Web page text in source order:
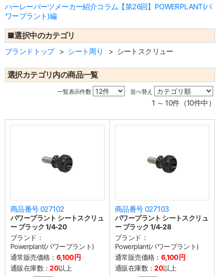
ハーレーパーツメーカー紹介コラム【第26回】POWERPLANT(パ
ワープラント)編
■選択中のカテゴリ
ブランドトップ シート周り シートスクリュー
選択カテゴリ内の商品一覧
一覧表示件数 並べ替え
1 ～ 10件（10件中）
商品番号 027102
パワープラント シートスクリュ
ー ブラック 1/4-20
ブランド：
Powerplant(パワープラント)
通常販売価格： 6,100円
通販在庫数：20以上
商品番号 027103
パワープラント シートスクリュ
ー ブラック 1/4-28
ブランド：
Powerplant(パワープラント)
通常販売価格： 6,100円
通販在庫数：20以上